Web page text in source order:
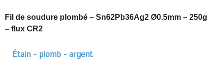
Fil de soudure plombé – Sn62Pb36Ag2 Ø0.5mm – 250g
– flux CR2
Étain - plomb - argent